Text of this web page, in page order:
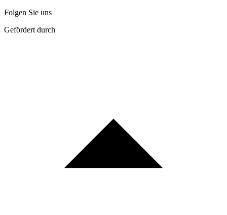
Folgen Sie uns
Gefördert durch